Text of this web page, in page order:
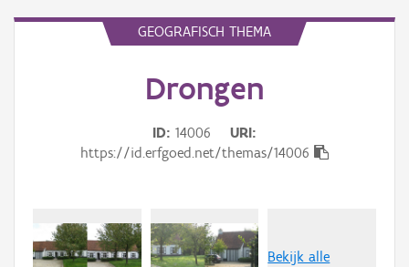
Gebeurtenis
GEOGRAFISCH THEMA
Drongen
ID 14006
URI
https://id.erfgoed.net/themas/14006
Bekijk alle